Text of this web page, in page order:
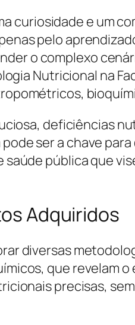
curiosidade e um
pelo
o complexo
Nutricional na
deficiências
ser a chave
pública que
Adquiridos
diversas
que revelam
precisas,